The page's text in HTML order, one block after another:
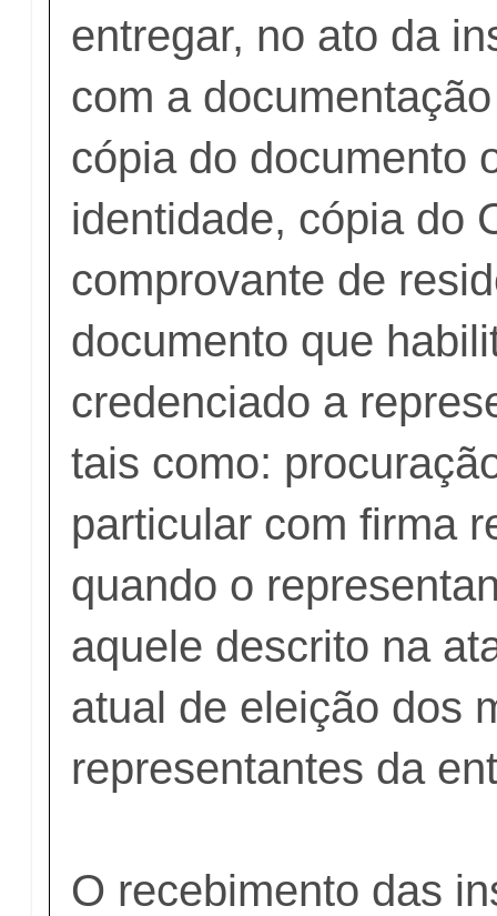
entregar, no ato da
com a
cópia do documento
identidade, cópia do
comprovante de
documento que
credenciado a
tais como:
particular com firma
quando o
aquele descrito na
atual de eleição dos
representantes da
O recebimento das